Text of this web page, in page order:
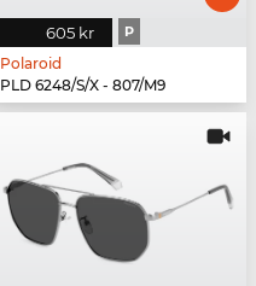
605 kr P
Polaroid
PLD 6248/S/X - 807/M9